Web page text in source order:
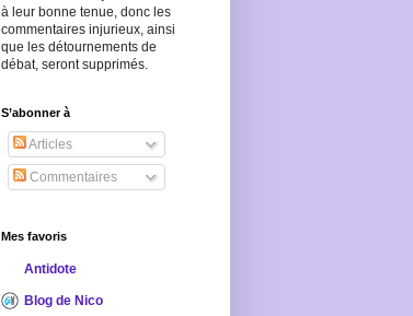
à leur bonne tenue, donc les
commentaires injurieux, ainsi
que les détournements de
débat, seront supprimés.
S’abonner à
Articles
Commentaires
Mes favoris
Antidote
Blog de Nico